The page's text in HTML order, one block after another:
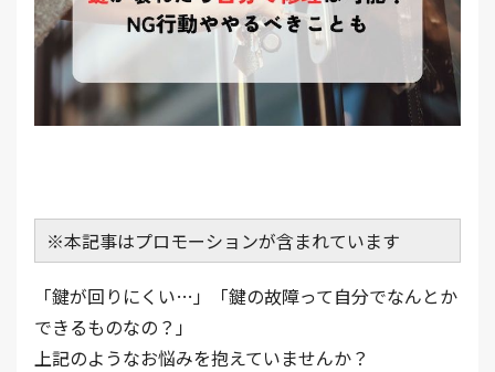
※本記事はプロモーションが含まれています
「鍵が回りにくい…」「鍵の故障って自分でなんとか
できるものなの？」
上記のようなお悩みを抱えていませんか？